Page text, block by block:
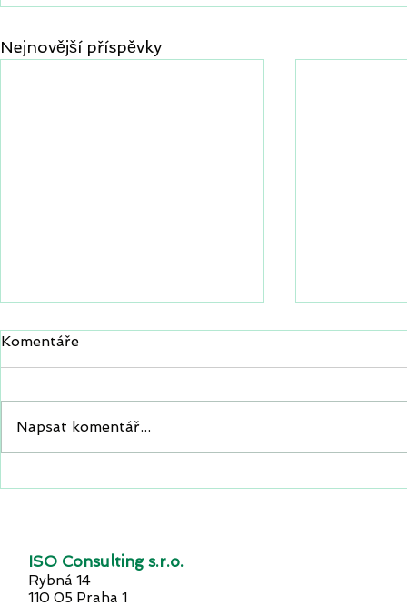
Nejnovější příspěvky
finance i dobré jméno.
Komentáře
Napsat komentář...
ISO Consulting s.r.o.
Rybná 14
110 05 Praha 1